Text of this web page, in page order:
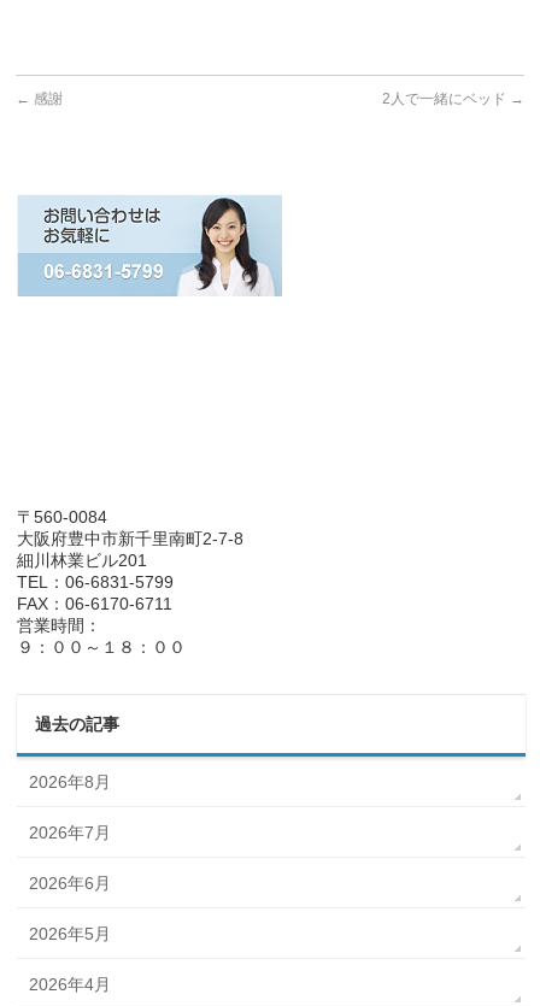
← 感謝 2人で一緒にベッド →
〒560-0084
大阪府豊中市新千里南町2-7-8
細川林業ビル201
TEL：06-6831-5799
FAX：06-6170-6711
営業時間：
９：００～１８：００
過去の記事
2026年8月
2026年7月
2026年6月
2026年5月
2026年4月